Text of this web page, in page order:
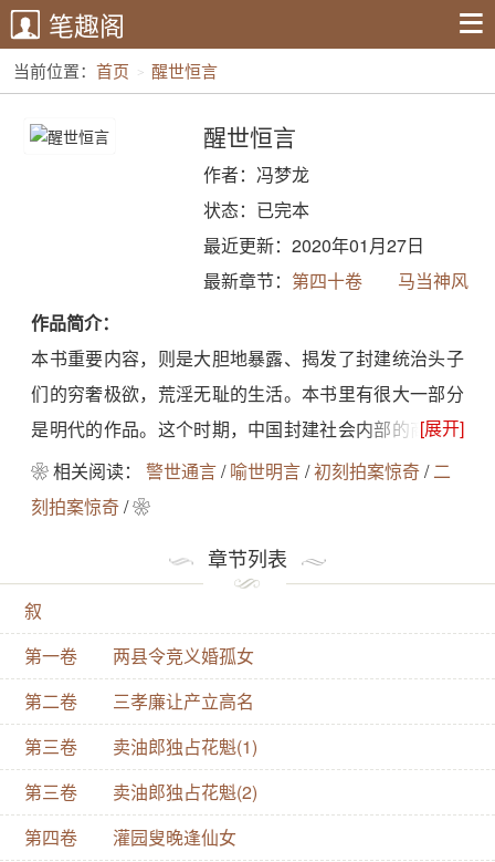
笔趣阁
当前位置： 首页 醒世恒言
醒世恒言
作者：冯梦龙
状态：已完本
最近更新：2020年01月27日
最新章节： 第四十卷 马当神风
作品简介：
本书重要内容，则是大胆地暴露、揭发了封建统治头子
们的穷奢极欲，荒淫无耻的生活。本书里有很大一部分
是明代的作品。这个时期，中国封建社会内部的商品经
济，已大量发展起来。一般地讲，中国的资本主义萌芽
已开始于这个阶段。作为市民文学特点的话本文学，自
映到作品中来。像《施润译滩阙遇友》、《徐老仆义愤
成家》等篇，都透露出一些消息。
[展开]
❀ 相关阅读：警世通言/喻世明言/初刻拍案惊奇/二
刻拍案惊奇/ ❀
章节列表
叙
第一卷 两县令竞义婚孤女
第二卷 三孝廉让产立高名
第三卷 卖油郎独占花魁(1)
第三卷 卖油郎独占花魁(2)
第四卷 灌园叟晚逢仙女